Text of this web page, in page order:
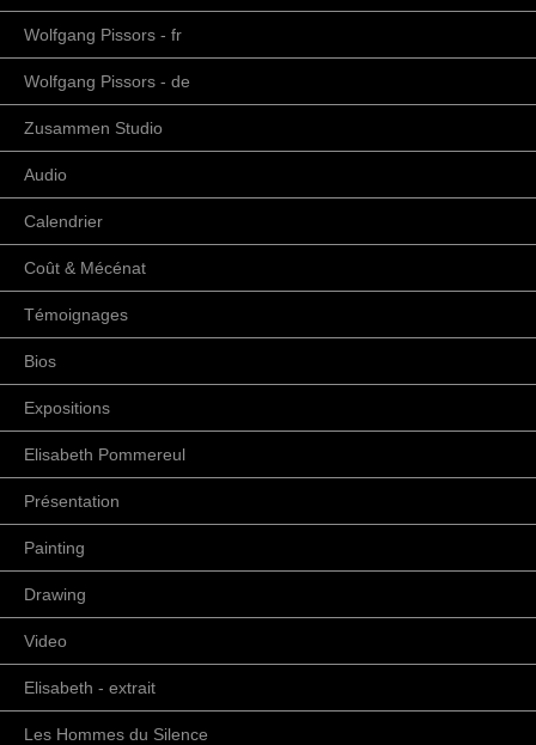
Wolfgang Pissors - fr
Wolfgang Pissors - de
Zusammen Studio
Audio
Calendrier
Coût & Mécénat
Témoignages
Bios
Expositions
Elisabeth Pommereul
Présentation
Painting
Drawing
Video
Elisabeth - extrait
Les Hommes du Silence